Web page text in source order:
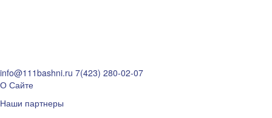
info@111bashni.ru 7(423) 280-02-07
О Сайте
Наши партнеры